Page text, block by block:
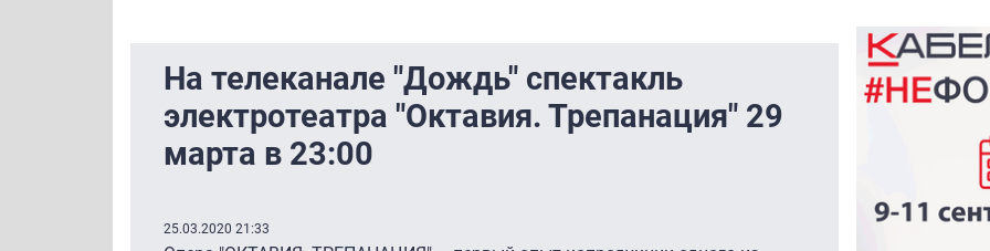
На телеканале "Дождь" спектакль
электротеатра "Октавия. Трепанация" 29
марта в 23:00
25.03.2020 21:33